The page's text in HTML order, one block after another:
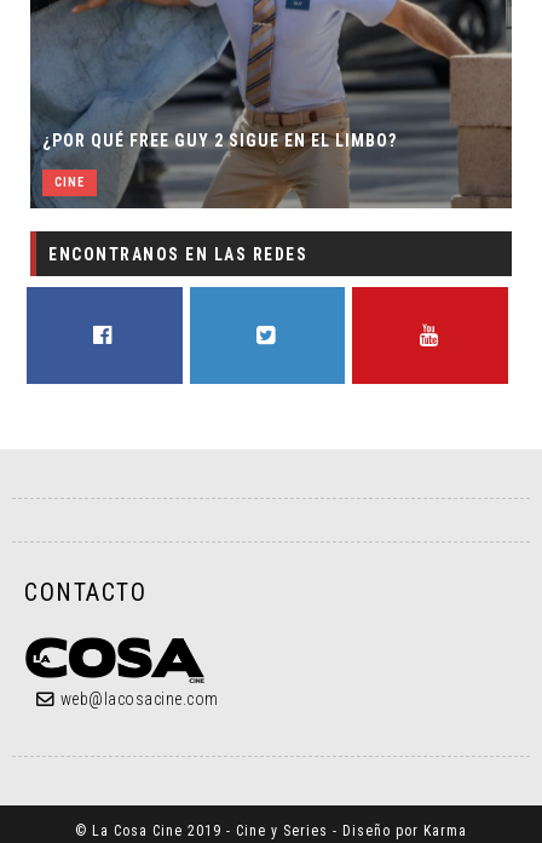
¿POR QUÉ FREE GUY 2 SIGUE EN EL LIMBO?
CINE
ENCONTRANOS EN LAS REDES
CONTACTO
web@lacosacine.com
© La Cosa Cine 2019 - Cine y Series - Diseño por Karma